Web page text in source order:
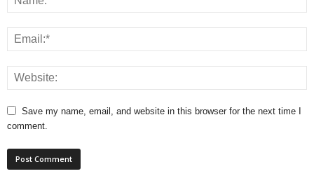
Save my name, email, and website in this browser for the next time I
comment.